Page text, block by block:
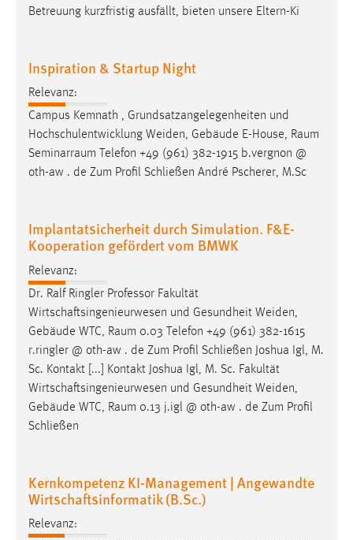
Betreuung kurzfristig ausfällt, bieten unsere Eltern-Ki
Inspiration & Startup Night
Relevanz:
Campus Kemnath , Grundsatzangelegenheiten und
Hochschulentwicklung Weiden, Gebäude E-House, Raum
Seminarraum Telefon +49 (961) 382-1915 b.vergnon @
oth-aw . de Zum Profil Schließen André Pscherer, M.Sc
Implantatsicherheit durch Simulation. F&E-
Kooperation gefördert vom BMWK
Relevanz:
Dr. Ralf Ringler Professor Fakultät
Wirtschaftsingenieurwesen und Gesundheit Weiden,
Gebäude WTC, Raum 0.03 Telefon +49 (961) 382-1615
r.ringler @ oth-aw . de Zum Profil Schließen Joshua Igl, M.
Sc. Kontakt [...] Kontakt Joshua Igl, M. Sc. Fakultät
Wirtschaftsingenieurwesen und Gesundheit Weiden,
Gebäude WTC, Raum 0.13 j.igl @ oth-aw . de Zum Profil
Schließen
Kernkompetenz KI-Management | Angewandte
Wirtschaftsinformatik (B.Sc.)
Relevanz: